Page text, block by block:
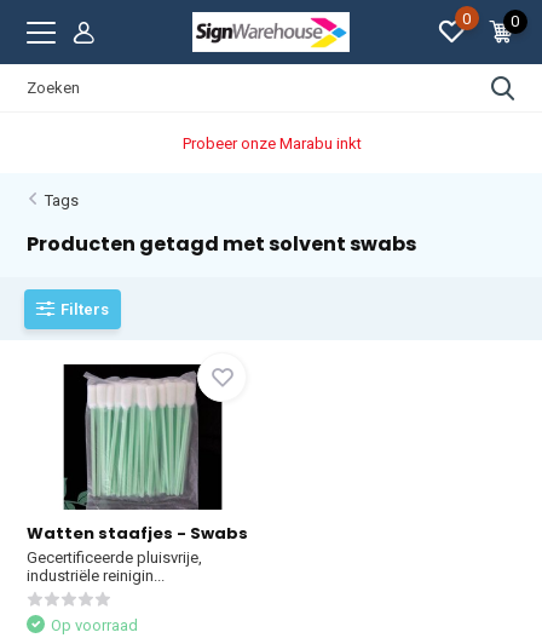
0 0
Probeer onze Marabu inkt
Tags
Producten getagd met solvent swabs
Filters
Watten staafjes - Swabs
Gecertificeerde pluisvrije,
industriële reinigin...
Op voorraad